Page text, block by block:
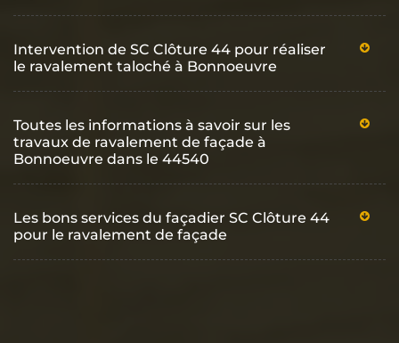
Intervention de SC Clôture 44 pour réaliser
le ravalement taloché à Bonnoeuvre
Toutes les informations à savoir sur les
travaux de ravalement de façade à
Bonnoeuvre dans le 44540
Les bons services du façadier SC Clôture 44
pour le ravalement de façade